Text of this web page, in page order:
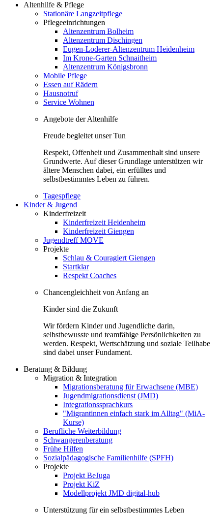
Altenhilfe & Pflege
Stationäre Langzeitpflege
Pflegeeinrichtungen
Altenzentrum Bolheim
Altenzentrum Dischingen
Eugen-Loderer-Altenzentrum Heidenheim
Im Krone-Garten Schnaitheim
Altenzentrum Königsbronn
Mobile Pflege
Essen auf Rädern
Hausnotruf
Service Wohnen
Angebote der Altenhilfe
Freude begleitet unser Tun
Respekt, Offenheit und Zusammenhalt sind unsere
Grundwerte. Auf dieser Grundlage unterstützen wir
ältere Menschen dabei, ein erfülltes und
selbstbestimmtes Leben zu führen.
Tagespflege
Kinder & Jugend
Kinderfreizeit
Kinderfreizeit Heidenheim
Kinderfreizeit Giengen
Jugendtreff MOVE
Projekte
Schlau & Couragiert Giengen
Startklar
Respekt Coaches
Chancengleichheit von Anfang an
Kinder sind die Zukunft
Wir fördern Kinder und Jugendliche darin,
selbstbewusste und teamfähige Persönlichkeiten zu
werden. Respekt, Wertschätzung und soziale Teilhabe
sind dabei unser Fundament.
Beratung & Bildung
Migration & Integration
Migrationsberatung für Erwachsene (MBE)
Jugendmigrationsdienst (JMD)
Integrationssprachkurs
"Migrantinnen einfach stark im Alltag" (MiA-
Kurse)
Berufliche Weiterbildung
Schwangerenberatung
Frühe Hilfen
Sozialpädagogische Familienhilfe (SPFH)
Projekte
Projekt BeJuga
Projekt KiZ
Modellprojekt JMD digital-hub
Unterstützung für ein selbstbestimmtes Leben